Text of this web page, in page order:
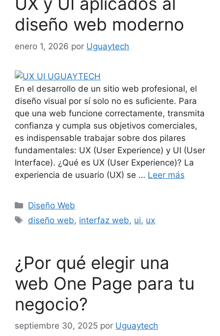
diseño web moderno
enero 1, 2026 por Uguaytech
En el desarrollo de un sitio web profesional, el
diseño visual por sí solo no es suficiente. Para
que una web funcione correctamente, transmita
confianza y cumpla sus objetivos comerciales,
es indispensable trabajar sobre dos pilares
fundamentales: UX (User Experience) y UI (User
Interface). ¿Qué es UX (User Experience)? La
experiencia de usuario (UX) se … Leer más
Diseño Web
diseño web, interfaz web, ui, ux
¿Por qué elegir una
web One Page para tu
negocio?
septiembre 30, 2025 por Uguaytech